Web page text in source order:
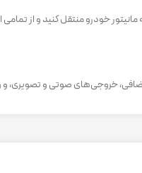
خودرو منتقل کنید و از